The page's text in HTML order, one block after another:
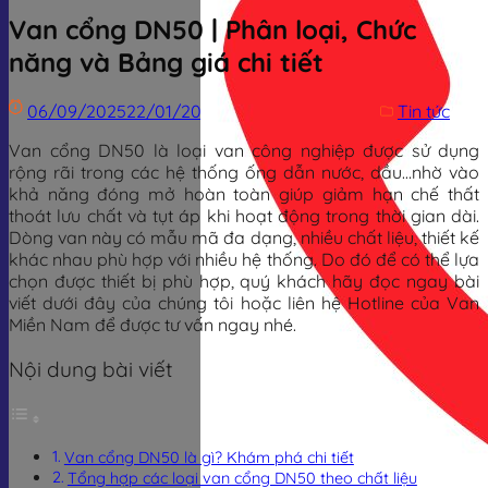
Van cổng DN50 | Phân loại, Chức
năng và Bảng giá chi tiết
06/09/202522/01/2026
Tin tức
Van cổng DN50 là loại van công nghiệp được sử dụng
rộng rãi trong các hệ thống ống dẫn nước, dầu…nhờ vào
khả năng đóng mở hoàn toàn giúp giảm hạn chế thất
thoát lưu chất và tụt áp khi hoạt động trong thời gian dài.
Dòng van này có mẫu mã đa dạng, nhiều chất liệu, thiết kế
khác nhau phù hợp với nhiều hệ thống. Do đó để có thể lựa
chọn được thiết bị phù hợp, quý khách hãy đọc ngay bài
viết dưới đây của chúng tôi hoặc liên hệ Hotline của Van
Miền Nam để được tư vấn ngay nhé.
Nội dung bài viết
Van cổng DN50 là gì? Khám phá chi tiết
Tổng hợp các loại van cổng DN50 theo chất liệu